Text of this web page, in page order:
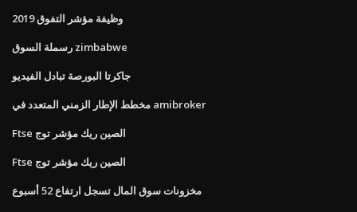
وظيفة مؤشر التفوق 2019
رسملة السوق zimbabwe
جاكرتا البورصة تبادل الفيديو
مخطط الإطار الزمني المتعدد في amibroker
Ftse الصين ريك مؤشر توج
Ftse الصين ريك مؤشر توج
مخزونات سوق المال تسجل ارتفاع 52 أسبوع